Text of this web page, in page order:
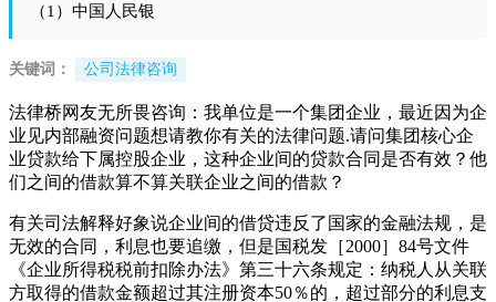
（1）中国人民银
关键词： 公司法律咨询
法律桥网友无所畏咨询：我单位是一个集团企业，最近因为企
业见内部融资问题想请教你有关的法律问题.请问集团核心企
业贷款给下属控股企业，这种企业间的贷款合同是否有效？他
们之间的借款算不算关联企业之间的借款？
有关司法解释好象说企业间的借贷违反了国家的金融法规，是
无效的合同，利息也要追缴，但是国税发［2000］84号文件
《企业所得税税前扣除办法》第三十六条规定：纳税人从关联
方取得的借款金额超过其注册资本50％的，超过部分的利息支